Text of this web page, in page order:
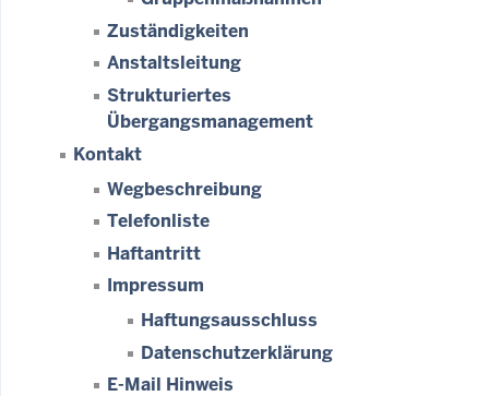
Zuständigkeiten
Anstaltsleitung
Strukturiertes
Übergangsmanagement
Kontakt
Wegbeschreibung
Telefonliste
Haftantritt
Impressum
Haftungsausschluss
Datenschutzerklärung
E-Mail Hinweis